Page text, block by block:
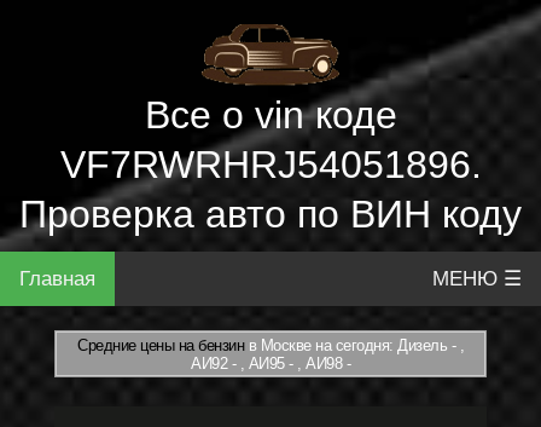
Все о vin коде
VF7RWRHRJ54051896.
Проверка авто по ВИН коду
Главная МЕНЮ ☰
Средние цены на бензинв Москве на сегодня: Дизель - ,
АИ92 - , АИ95 - , АИ98 -